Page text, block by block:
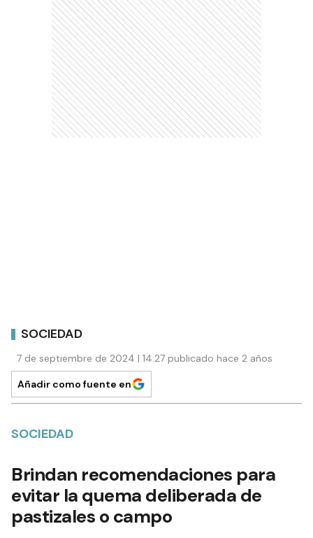
SOCIEDAD
7 de septiembre de 2024 | 14:27 publicado hace 2 años
Añadir como fuente en
SOCIEDAD
Brindan recomendaciones para
evitar la quema deliberada de
pastizales o campo